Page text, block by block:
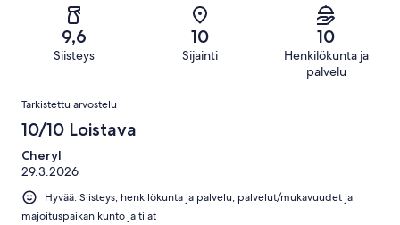
arvostelua
arvostelua
arvostelua
9,6
Siisteys
10
Sijainti
10
Henkilökunta ja
palvelu
Arvostelut
Tarkistettu arvostelu
10/10 Loistava
Cheryl
29.3.2026
Hyvää: Siisteys, henkilökunta ja palvelu, palvelut/mukavuudet ja
majoituspaikan kunto ja tilat